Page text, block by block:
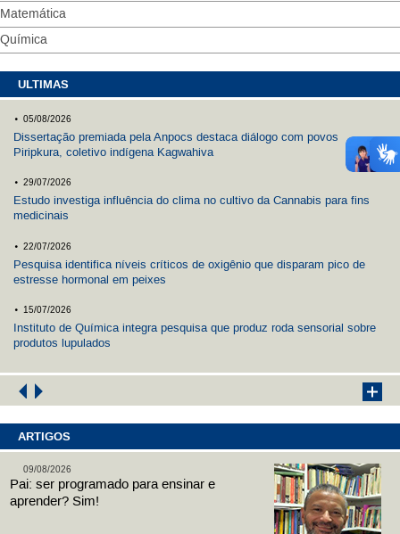
Matemática
Química
ULTIMAS
. 05/08/2026
Dissertação premiada pela Anpocs destaca diálogo com povos
Piripkura, coletivo indígena Kagwahiva
. 29/07/2026
Estudo investiga influência do clima no cultivo da Cannabis para fins
medicinais
. 22/07/2026
Pesquisa identifica níveis críticos de oxigênio que disparam pico de
estresse hormonal em peixes
. 15/07/2026
Instituto de Química integra pesquisa que produz roda sensorial sobre
produtos lupulados
ARTIGOS
09/08/2026
Pai: ser programado para ensinar e
aprender? Sim!